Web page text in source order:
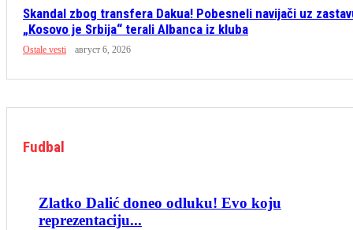
Skandal zbog transfera Dakua! Pobesneli navijači uz
„Kosovo je Srbija“ terali Albanca iz kluba
Ostale vesti август 6, 2026
Fudbal
Zlatko Dalić doneo odluku! Evo koju
reprezentaciju...